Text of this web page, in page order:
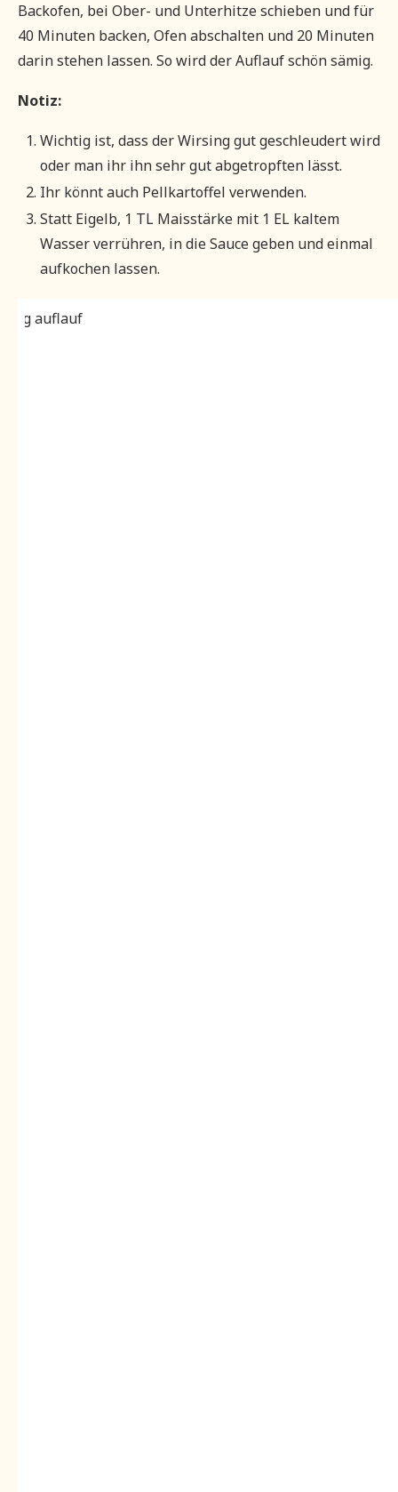
Backofen, bei Ober- und Unterhitze schieben und für
40 Minuten backen, Ofen abschalten und 20 Minuten
darin stehen lassen. So wird der Auflauf schön sämig.
Notiz:
Wichtig ist, dass der Wirsing gut geschleudert wird
oder man ihr ihn sehr gut abgetropften lässt.
Ihr könnt auch Pellkartoffel verwenden.
Statt Eigelb, 1 TL Maisstärke mit 1 EL kaltem
Wasser verrühren, in die Sauce geben und einmal
aufkochen lassen.